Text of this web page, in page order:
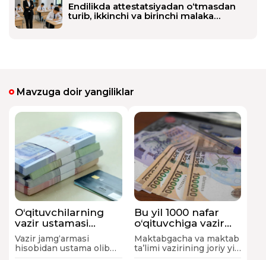
Endilikda attestatsiyadan o‘tmasdan
turib, ikkinchi va birinchi malaka
Mavzuga doir yangiliklar
O‘qituvchilarning
vazir ustamasi
pullari
kamaytirilmadi
Vazir jamg‘armasi
hisobidan ustama olib
Bu yil 1000 nafar
o‘qituvchiga vazir
ustamasi
beriladigan bo‘ldi
Maktabgacha va maktab
ta’limi vazirining joriy yil